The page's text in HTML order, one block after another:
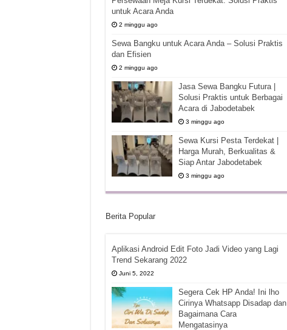
untuk Acara Anda
2 minggu ago
Sewa Bangku untuk Acara Anda – Solusi Praktis
dan Efisien
2 minggu ago
Jasa Sewa Bangku Futura |
Solusi Praktis untuk Berbagai
Acara di Jabodetabek
3 minggu ago
Sewa Kursi Pesta Terdekat |
Harga Murah, Berkualitas &
Siap Antar Jabodetabek
3 minggu ago
Berita Popular
Aplikasi Android Edit Foto Jadi Video yang Lagi
Trend Sekarang 2022
Juni 5, 2022
Segera Cek HP Anda! Ini lho
Cirinya Whatsapp Disadap dan
Bagaimana Cara
Mengatasinya